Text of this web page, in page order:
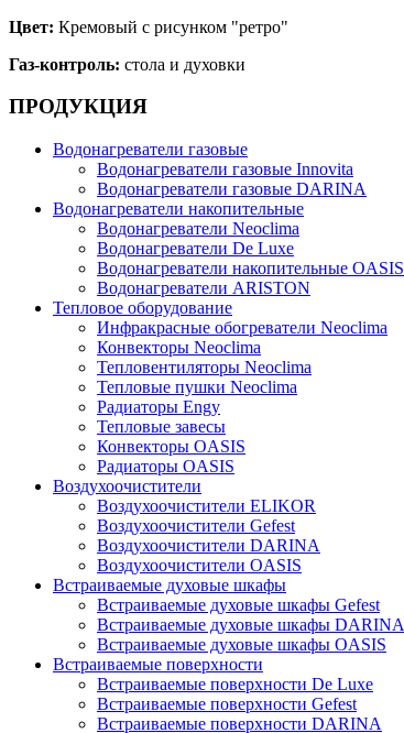
Цвет: Кремовый с рисунком "ретро"
Газ-контроль: стола и духовки
ПРОДУКЦИЯ
Водонагреватели газовые
Водонагреватели газовые Innovita
Водонагреватели газовые DARINA
Водонагреватели накопительные
Водонагреватели Neoclima
Водонагреватели De Luxe
Водонагреватели накопительные OASIS
Водонагреватели ARISTON
Тепловое оборудование
Инфракрасные обогреватели Neoclima
Конвекторы Neoclima
Тепловентиляторы Neoclima
Тепловые пушки Neoclima
Радиаторы Engy
Тепловые завесы
Конвекторы OASIS
Радиаторы OASIS
Воздухоочистители
Воздухоочистители ELIKOR
Воздухоочистители Gefest
Воздухоочистители DARINA
Воздухоочистители OASIS
Встраиваемые духовые шкафы
Встраиваемые духовые шкафы Gefest
Встраиваемые духовые шкафы DARINA
Встраиваемые духовые шкафы OASIS
Встраиваемые поверхности
Встраиваемые поверхности De Luxe
Встраиваемые поверхности Gefest
Встраиваемые поверхности DARINA